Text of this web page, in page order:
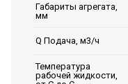
Габариты агрегата,
мм
Q Подача, м3/ч
Температура
рабочей жидкости,